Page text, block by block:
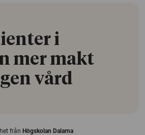
i
mer makt
vård
från Högskolan Dalarna